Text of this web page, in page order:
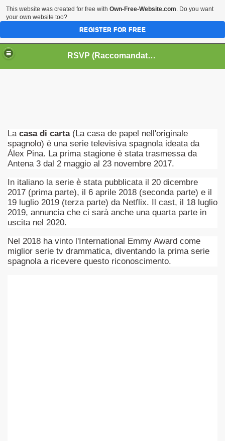
HOME BIOGRAFIE
CINEMA
DATABASE LIBRI
LIBRI
MUSICA
RSVP (Raccomandati Se Vi Piacciono)
Lacasa di carta(La casa de papel nell'originale
spagnolo) è una serie televisiva spagnola ideata da
Álex Pina. La prima stagione è stata trasmessa da
Antena 3 dal 2 maggio al 23 novembre 2017.
In italiano la serie è stata pubblicata il 20 dicembre
2017 (prima parte), il 6 aprile 2018 (seconda parte) e il
19 luglio 2019 (terza parte) da Netflix. Il cast, il 18 luglio
2019, annuncia che ci sarà anche una quarta parte in
uscita nel 2020.
Nel 2018 ha vinto l'International Emmy Award come
miglior serie tv drammatica, diventando la prima serie
spagnola a ricevere questo riconoscimento.
edizione del Premio Strega.
non piu esordiente, bensi ampiamente radicato nel
This website was created for free with Own-Free-Website.com. Do you want
your own website too?
REGISTER FOR FREE